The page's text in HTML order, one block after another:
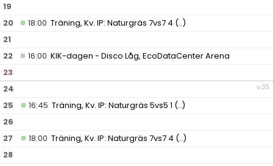
19
20
18:00 Träning, Kv. IP: Naturgräs 7vs7 4 (..)
21
22
16:00 KIK-dagen - Disco Låg, EcoDataCenter Arena
23
v.35
24
25
16:45 Träning, Kv. IP: Naturgräs 5vs5 1 (..)
26
27
18:00 Träning, Kv. IP: Naturgräs 7vs7 4 (..)
28